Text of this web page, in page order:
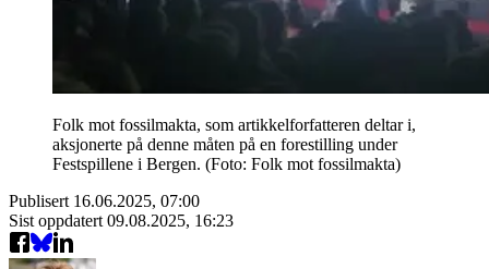
Folk mot fossilmakta, som artikkelforfatteren deltar i,
aksjonerte på denne måten på en forestilling under
Festspillene i Bergen. (Foto: Folk mot fossilmakta)
Publisert 16.06.2025, 07:00
Sist oppdatert 09.08.2025, 16:23